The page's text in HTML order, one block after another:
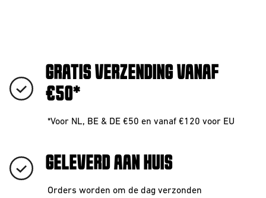
GRATIS VERZENDING VANAF
€50*
*Voor NL, BE & DE €50 en vanaf €120 voor EU
GELEVERD AAN HUIS
Orders worden om de dag verzonden